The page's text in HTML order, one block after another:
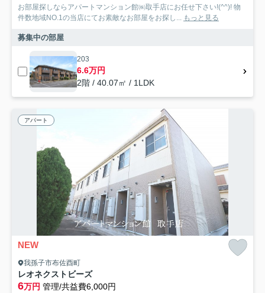
お部屋探しならアパートマンション館㈱取手店にお任せ下さい!(^^)! 物
件数地域NO.1の当店にてお素敵なお部屋をお探し... もっと見る
募集中の部屋
203
6.6万円
2階 / 40.07㎡ / 1LDK
アパート
NEW
我孫子市布佐酉町
レオネクストビーズ
6万円 管理/共益費6,000円